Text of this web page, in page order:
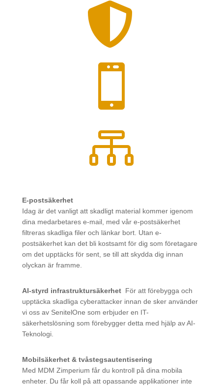



E-postsäkerhet
Idag är det vanligt att skadligt material kommer igenom
dina medarbetares e-mail, med vår e-postsäkerhet
filtreras skadliga filer och länkar bort. Utan e-
postsäkerhet kan det bli kostsamt för dig som företagare
om det upptäcks för sent, se till att skydda dig innan
olyckan är framme.
AI-styrd infrastruktursäkerhetFör att förebygga och
upptäcka skadliga cyberattacker innan de sker använder
vi oss av SenitelOne som erbjuder en IT-
säkerhetslösning som förebygger detta med hjälp av AI-
Teknologi.
Mobilsäkerhet & tvåstegsautentisering
Med MDM Zimperium får du kontroll på dina mobila
enheter. Du får koll på att opassande applikationer inte